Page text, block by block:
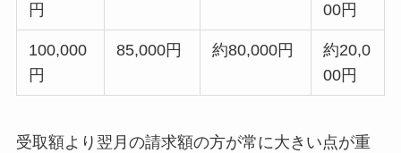
円
00円
100,000
円
85,000円 約80,000円
約20,0
00円
受取額より翌月の請求額の方が常に大きい点が重